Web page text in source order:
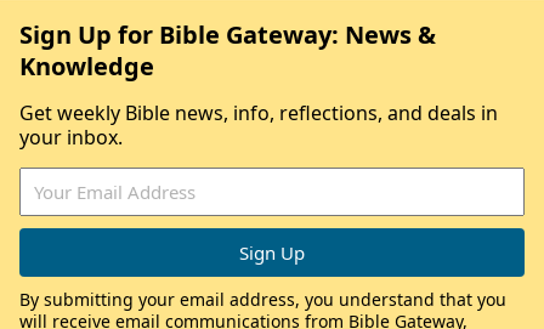
Sign Up for Bible Gateway: News &
Knowledge
Get weekly Bible news, info, reflections, and deals in
your inbox.
By submitting your email address, you understand that you
will receive email communications from Bible Gateway,